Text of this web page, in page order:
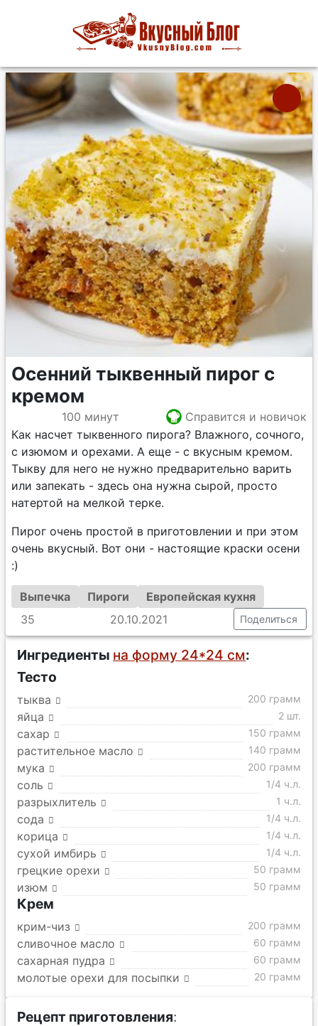
Осенний тыквенный пирог с
кремом
100 минут
Справится и новичок
Как насчет тыквенного пирога? Влажного, сочного,
с изюмом и орехами. А еще - с вкусным кремом.
Тыкву для него не нужно предварительно варить
или запекать - здесь она нужна сырой, просто
натертой на мелкой терке.
Пирог очень простой в приготовлении и при этом
очень вкусный. Вот они - настоящие краски осени
:)
Выпечка Пироги
Европейская кухня
35
20.10.2021 Поделиться
Ингредиенты на форму 24*24 см:
Тесто
тыква 200 грамм
яйца 2 шт.
сахар 150 грамм
растительное масло 140 грамм
мука 200 грамм
соль 1/4 ч.л.
разрыхлитель 1 ч.л.
сода 1/4 ч.л.
корица 1/4 ч.л.
сухой имбирь 1/4 ч.л.
грецкие орехи 50 грамм
изюм 50 грамм
Крем
крим-чиз 200 грамм
сливочное масло 60 грамм
сахарная пудра 60 грамм
молотые орехи для посыпки 20 грамм
Рецепт приготовления: